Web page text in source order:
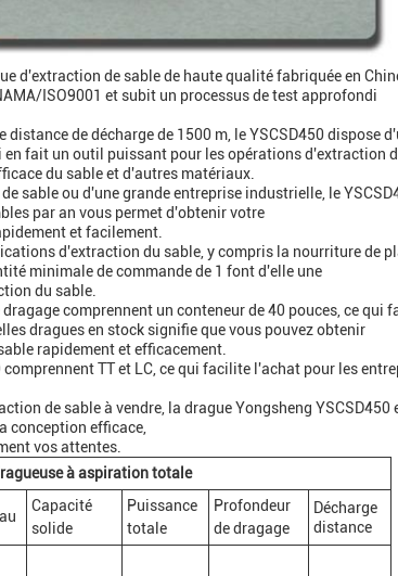
d'extraction de sable de haute qualité fabriquée en
ISO9001 et subit un processus de test approfondi
de décharge de 1500 m, le YSCSD450 dispose
en fait un outil puissant pour les opérations d'extraction
du sable et d'autres matériaux.
sable ou d'une grande entreprise industrielle, le
par an vous permet d'obtenir votre
et facilement.
d'extraction du sable, y compris la nourriture de
minimale de commande de 1 font d'elle une
du sable.
comprennent un conteneur de 40 pouces, ce qui
dragues en stock signifie que vous pouvez obtenir
rapidement et efficacement.
comprennent TT et LC, ce qui facilite l'achat pour les
de sable à vendre, la drague Yongsheng
conception efficace,
vos attentes.
à aspiration totale
Capacité
solide
Puissance
totale
Profondeur
de dragage
Décharge
distance